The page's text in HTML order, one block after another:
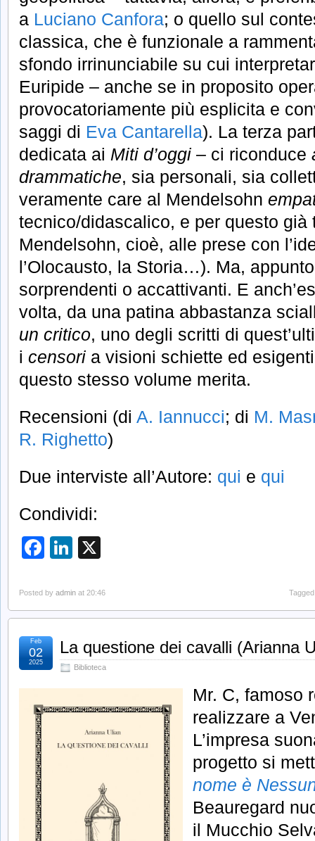
a Luciano Canfora; o quello sul
classica, che è funzionale a
sfondo irrinunciabile su cui
Euripide – anche se in proposito
provocatoriamente più esplicita e
saggi di Eva Cantarella). La terza
dedicata ai Miti d’oggi – ci riconduce
drammatiche, sia personali, sia
veramente care al Mendelsohn
tecnico/didascalico, e per questo già
Mendelsohn, cioè, alle prese con
l’Olocausto, la Storia…). Ma,
sorprendenti o accattivanti. E
volta, da una patina abbastanza
un critico, uno degli scritti di
i censori a visioni schiette ed
questo stesso volume merita.
Recensioni (di A. Iannucci; di M.
R. Righetto)
Due interviste all’Autore: qui e qui
Condividi:
Facebook
LinkedIn
Posted by admin at 20:46
La questione dei cavalli (Arianna
Biblioteca
Feb
02
2025
Mr. C, famoso
realizzare a
L’impresa
progetto si
nome è
Beauregard
il Mucchio